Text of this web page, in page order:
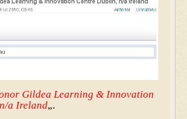
Gildea Learning & Innovation
a Ireland„.